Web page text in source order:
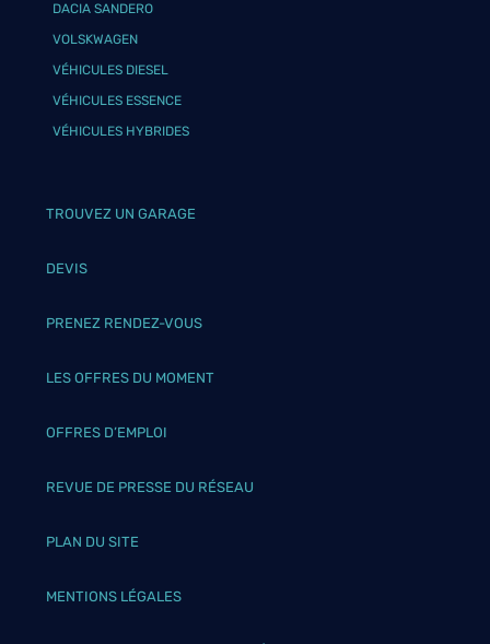
DACIA SANDERO
VOLSKWAGEN
VÉHICULES DIESEL
VÉHICULES ESSENCE
VÉHICULES HYBRIDES
TROUVEZ UN GARAGE
DEVIS
PRENEZ RENDEZ-VOUS
LES OFFRES DU MOMENT
OFFRES D’EMPLOI
REVUE DE PRESSE DU RÉSEAU
PLAN DU SITE
MENTIONS LÉGALES